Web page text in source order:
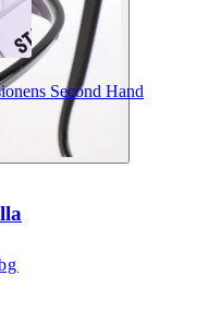
Second Hand